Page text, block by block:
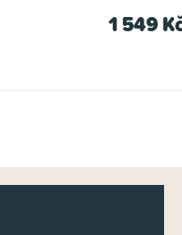
1 549